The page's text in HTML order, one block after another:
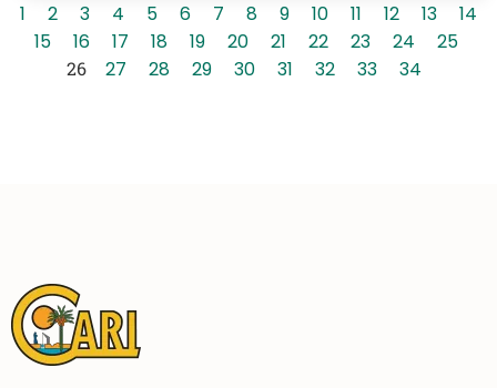
1 2 3 4 5 6 7 8 9 10 11 12 13
14
15
16 17 18 19 20 21 22 23 24 25
26 27 28 29 30 31 32 33 34